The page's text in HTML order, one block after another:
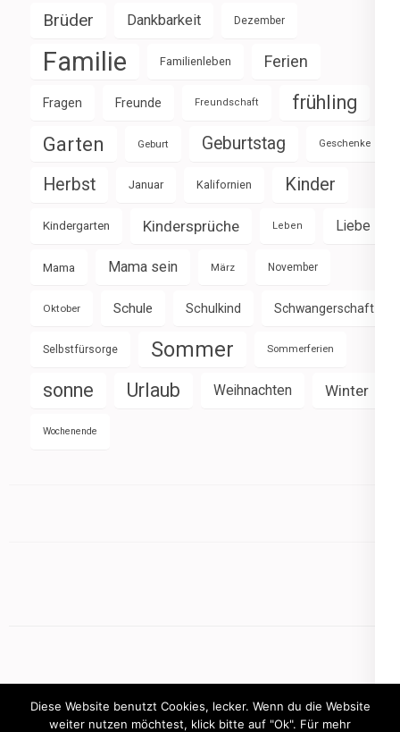
Brüder Dankbarkeit Dezember
Familie Familienleben Ferien
Fragen Freunde Freundschaft frühling
Garten Geburt Geburtstag Geschenke
Herbst Januar Kalifornien Kinder
Kindergarten Kindersprüche Leben Liebe
Mama Mama sein März November
Oktober Schule Schulkind Schwangerschaft
Selbstfürsorge Sommer Sommerferien
sonne Urlaub Weihnachten Winter
Wochenende
Diese Website benutzt Cookies, lecker. Wenn du die Website
weiter nutzen möchtest, klick bitte auf "Ok". Für mehr